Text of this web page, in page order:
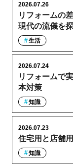
リフォームの
現代の流儀を
2026.07.26
生活
リフォームで
本対策
2026.07.24
知識
住宅用と店舗
2026.07.23
知識